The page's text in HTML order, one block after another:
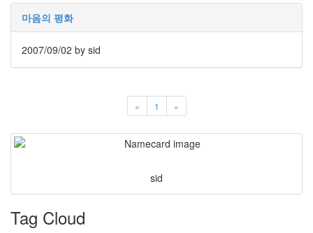
마음의 평화
2007/09/02 by sid
« 1 »
sid
Tag Cloud